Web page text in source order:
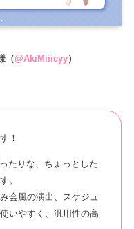
（@AkiMiiieyy）
！
たりな、ちょっとした
。
会風の演出、スケジュ
いやすく、汎用性の高